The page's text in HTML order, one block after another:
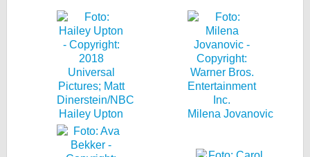
Hailey Upton Milena Jovanovic